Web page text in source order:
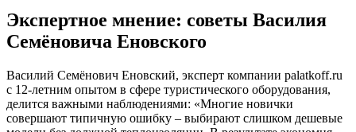
Экспертное мнение: советы Василия
Семёновича Еновского
Василий Семёнович Еновский, эксперт компании palatkoff.ru
с 12-летним опытом в сфере туристического оборудования,
делится важными наблюдениями: «Многие новички
совершают типичную ошибку – выбирают слишком дешевые